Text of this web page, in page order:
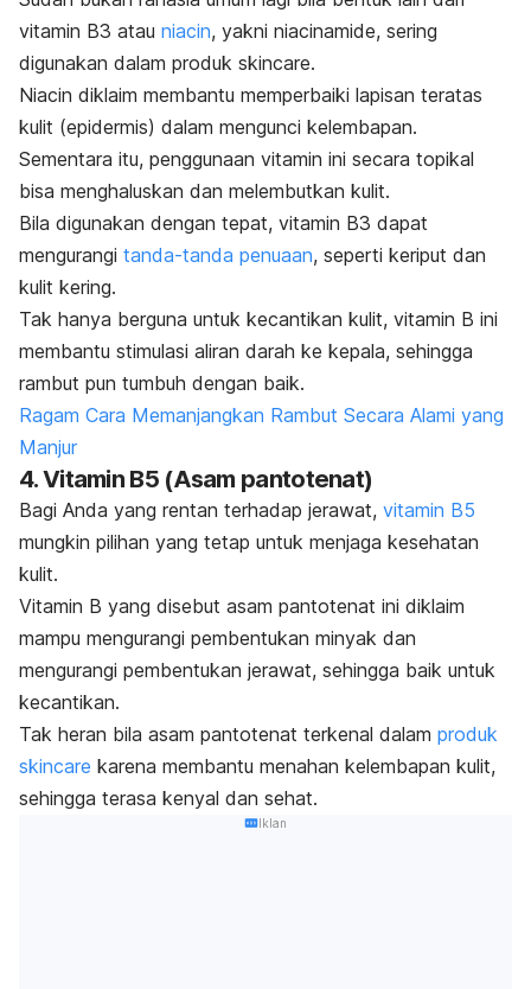
vitamin B3 atau niacin, yakni niacinamide, sering
digunakan dalam produk skincare.
Niacin diklaim membantu memperbaiki lapisan teratas
kulit (epidermis) dalam mengunci kelembapan.
Sementara itu, penggunaan vitamin ini secara topikal
bisa menghaluskan dan melembutkan kulit.
Bila digunakan dengan tepat, vitamin B3 dapat
mengurangi tanda-tanda penuaan, seperti keriput dan
kulit kering.
Tak hanya berguna untuk kecantikan kulit, vitamin B ini
membantu stimulasi aliran darah ke kepala, sehingga
rambut pun tumbuh dengan baik.
Ragam Cara Memanjangkan Rambut Secara Alami yang
Manjur
4. Vitamin B5 (Asam pantotenat)
Bagi Anda yang rentan terhadap jerawat, vitamin B5
mungkin pilihan yang tetap untuk menjaga kesehatan
kulit.
Vitamin B yang disebut asam pantotenat ini diklaim
mampu mengurangi pembentukan minyak dan
mengurangi pembentukan jerawat, sehingga baik untuk
kecantikan.
Tak heran bila asam pantotenat terkenal dalam produk
skincare karena membantu menahan kelembapan kulit,
sehingga terasa kenyal dan sehat.
Iklan